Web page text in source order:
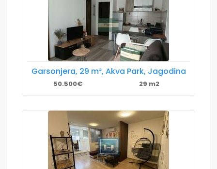
Garsonjera, 29 m², Akva Park, Jagodina
50.500€ 29 m2